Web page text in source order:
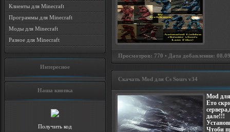
Клиенты для Minecraft
Программы для Minecraft
Моды для Minecraft
Разное для Minecraft
Интересное
Наша кнопка
Получить код
Просмотров: 770 • Дата добавления:
Скачать Mod для Cs Sours v34
Mod
Ето
дале!!!
Чтоби